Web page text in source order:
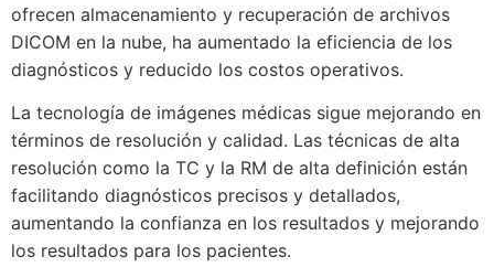
ofrecen almacenamiento y recuperación de archivos
DICOM en la nube, ha aumentado la eficiencia de los
diagnósticos y reducido los costos operativos.
La tecnología de imágenes médicas sigue mejorando en
términos de resolución y calidad. Las técnicas de alta
resolución como la TC y la RM de alta definición están
facilitando diagnósticos precisos y detallados,
aumentando la confianza en los resultados y mejorando
los resultados para los pacientes.